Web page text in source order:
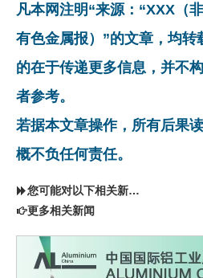
凡本网注明“来源：“XXX（
有色金属报）”的文章，均转
的在于传递更多信息，并不
者参考。
若据本文章操作，所有后果
概不负任何责任。
您可能对以下相关新闻同样感兴趣
更多相关新闻